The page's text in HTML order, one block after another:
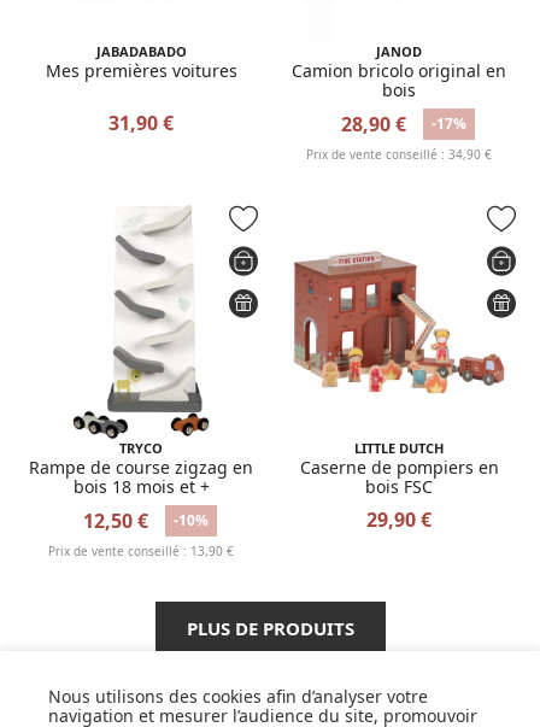
JABADABADO
Mes premières voitures
31,90 €
JANOD
Camion bricolo original en
bois
28,90 € -17%
Prix de vente conseillé : 34,90 €
TRYCO
Rampe de course zigzag en
bois 18 mois et +
12,50 € -10%
Prix de vente conseillé : 13,90 €
LITTLE DUTCH
Caserne de pompiers en
bois FSC
29,90 €
PLUS DE PRODUITS
Nous utilisons des cookies afin d’analyser votre
navigation et mesurer l’audience du site, promouvoir